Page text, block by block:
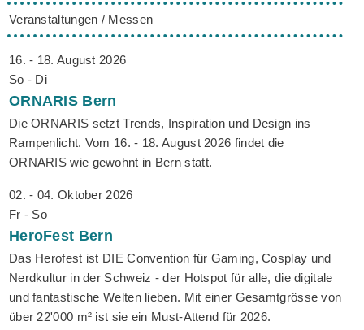
Veranstaltungen / Messen
16. - 18. August 2026
So - Di
ORNARIS Bern
Die ORNARIS setzt Trends, Inspiration und Design ins
Rampenlicht. Vom 16. - 18. August 2026 findet die
ORNARIS wie gewohnt in Bern statt.
02. - 04. Oktober 2026
Fr - So
HeroFest Bern
Das Herofest ist DIE Convention für Gaming, Cosplay und
Nerdkultur in der Schweiz - der Hotspot für alle, die digitale
und fantastische Welten lieben. Mit einer Gesamtgrösse von
über 22'000 m² ist sie ein Must-Attend für 2026.